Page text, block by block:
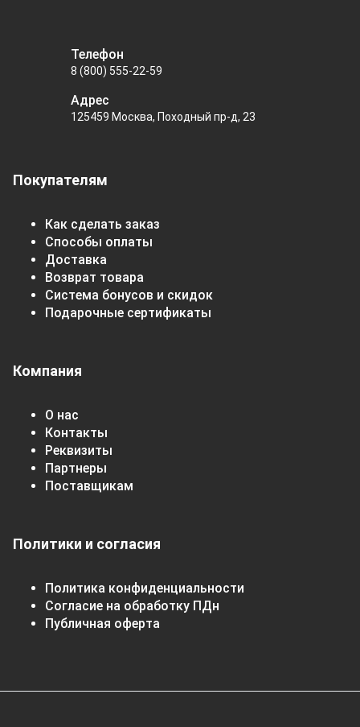
Покупателям
Как сделать заказ
Способы оплаты
Доставка
Возврат товара
Система бонусов и скидок
Подарочные сертификаты
Компания
О нас
Контакты
Реквизиты
Партнеры
Поставщикам
Политики и согласия
Политика конфиденциальности
Согласие на обработку ПДн
Публичная оферта
Телефон
8 (800) 555-22-59
Адрес
125459 Москва, Походный пр-д, 23